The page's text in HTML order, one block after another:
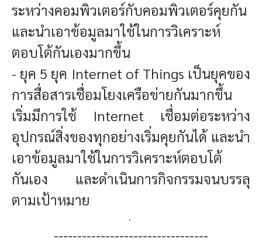
ระหว่างคอมพิวเตอร์กับคอมพิวเตอร์คุยกัน
และนำเอาข้อมูลมาใช้ในการวิเคราะห์
ตอบโต้กันเองมากขึ้น
- ยุค 5 ยุค Internet of Things เป็นยุคของ
การสื่อสารเชื่อมโยงเครือข่ายกันมากขึ้น
เริ่มมีการใช้ Internet เชื่อมต่อระหว่าง
อุปกรณ์สิ่งของทุกอย่างเริ่มคุยกันได้ และนำ
เอาข้อมูลมาใช้ในการวิเคราะห์ตอบโต้
กันเอง และดำเนินการกิจกรรมจนบรรลุ
ตามเป้าหมาย
.
---------------------------------